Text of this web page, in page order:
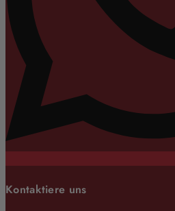
Kontaktiere uns